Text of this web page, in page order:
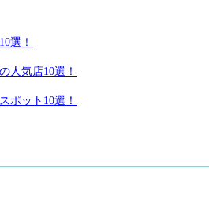
選！
人気店10選！
ポット10選！